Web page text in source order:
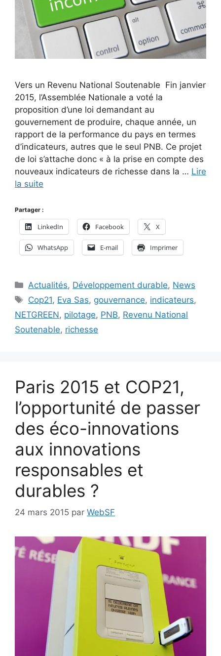
Vers un Revenu National Soutenable Fin janvier
2015, l’Assemblée Nationale a voté la
proposition d’une loi demandant au
gouvernement de produire, chaque année, un
rapport de la performance du pays en termes
d’indicateurs, autres que le seul PNB. Ce projet
de loi s’attache donc « à la prise en compte des
nouveaux indicateurs de richesse dans la … Lire
la suite
Partager :
LinkedIn Facebook X
WhatsApp E-mail Imprimer
Catégories
Actualités, Développement durable, News
Étiquettes
Cop21, Eva Sas, gouvernance, indicateurs,
NETGREEN, pilotage, PNB, Revenu National
Soutenable, richesse
Paris 2015 et COP21,
l’opportunité de passer
des éco-innovations
aux innovations
responsables et
durables ?
24 mars 2015 par WebSF